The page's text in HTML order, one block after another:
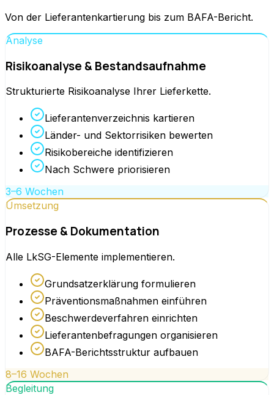
Von der Lieferantenkartierung bis zum BAFA-Bericht.
Analyse
Risikoanalyse & Bestandsaufnahme
Strukturierte Risikoanalyse Ihrer Lieferkette.
Lieferantenverzeichnis kartieren
Länder- und Sektorrisiken bewerten
Risikobereiche identifizieren
Nach Schwere priorisieren
3–6 Wochen
Umsetzung
Prozesse & Dokumentation
Alle LkSG-Elemente implementieren.
Grundsatzerklärung formulieren
Präventionsmaßnahmen einführen
Beschwerdeverfahren einrichten
Lieferantenbefragungen organisieren
BAFA-Berichtsstruktur aufbauen
8–16 Wochen
Begleitung